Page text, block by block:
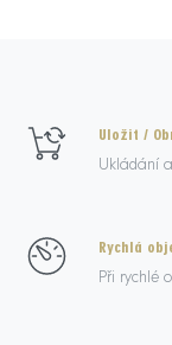
Uložit /
Ukládání
Rychlá
Při rychlé